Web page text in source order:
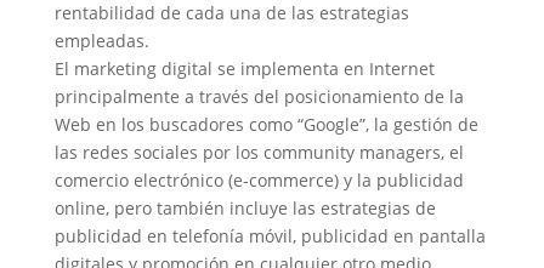
rentabilidad de cada una de las estrategias
empleadas.
El marketing digital se implementa en Internet
principalmente a través del posicionamiento de la
Web en los buscadores como “Google”, la gestión de
las redes sociales por los community managers, el
comercio electrónico (e-commerce) y la publicidad
online, pero también incluye las estrategias de
publicidad en telefonía móvil, publicidad en pantalla